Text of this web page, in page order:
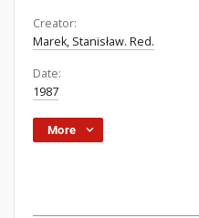
Creator:
Marek, Stanisław. Red.
Date:
1987
More